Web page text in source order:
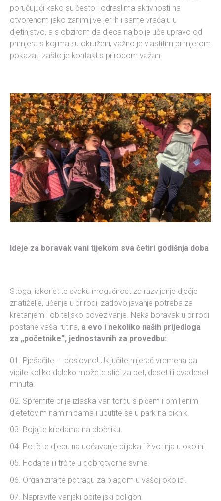
poručujući kako su često i odraslima aktivnosti na
otvorenom jako zanimljive jer ih i same vraćaju u
djetinjstvo, a s obzirom da djeca najbolje uče upravo od
primjera s kojima su okruženi, važno je vlastitim primjerom
pokazati zašto je kontakt s prirodom važan.
Ideje za boravak vani tijekom sva četiri godišnja doba
Stoga, iskoristite svaku mogućnost za razvijanje dječje
znatiželje, učenje u prirodi, zadovoljavanje potreba za
kretanjem i obiteljsko povezivanje. Neka boravak u prirodi
postane vaša rutina, a evo i nekoliko naših prijedloga
za „početnike”, jednostavnih za provedbu:
Pješačite — doslovno! Uključite mjerač vremena da
vidite koliko daleko možete stići za pet, deset ili dvadeset
minuta.
Spremite prije izlaska van torbu s pićem i omiljenim
djetetovim namirnicama i uputite se u park na piknik.
Bojajte kredama na pločniku.
Potičite djecu na uočavanje biljaka i životinja u okolini.
Hodajte ili trčite u dobrotvorne svrhe.
Organizirajte potragu za blagom u vašoj okolici.
Napravite vanjski obiteljski poligon.